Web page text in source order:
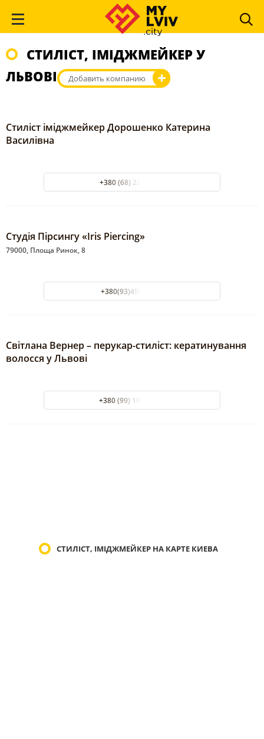
СТИЛІСТ, ІМІДЖМЕЙКЕР У
ЛЬВОВІ
Добавить компанию
Стиліст іміджмейкер Дорошенко Катерина
Василівна
+380 (68) 221 58 92
Студія Пірсингу «Iris Piercing»
79000, Площа Ринок, 8
+380(93)456-74-74
Світлана Вернер – перукар-стиліст: кератинування
волосся у Львові
+380 (99) 181-97-29
СТИЛІСТ, ІМІДЖМЕЙКЕР НА КАРТЕ КИЕВА